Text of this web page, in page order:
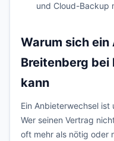
und Cloud-Backup
Warum sich
Breitenberg bei
kann
Ein Anbieterwechsel
Wer seinen Vertrag
oft mehr als nötig oder